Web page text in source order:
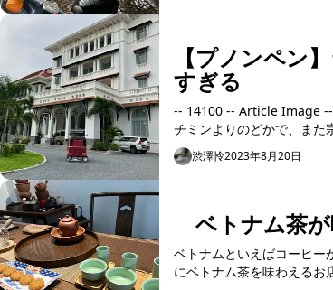
【プノンペン
すぎる
-- 14100 -- Article Image -- ホーチミンからバスで6時間で行ける隣の国カンボジアの首都プノンペン。 ホー
チミンよりのどかで、また
渋澤怜2023年8月20日
ベトナム茶
ベトナムといえばコーヒー
にベトナム茶を味わえるお